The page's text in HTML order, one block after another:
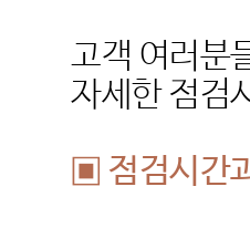
고객 여러분
자세한 점검
▣ 점검시간